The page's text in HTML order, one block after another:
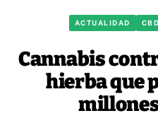
ACTUALIDAD CBD
Cannabis
hierba que